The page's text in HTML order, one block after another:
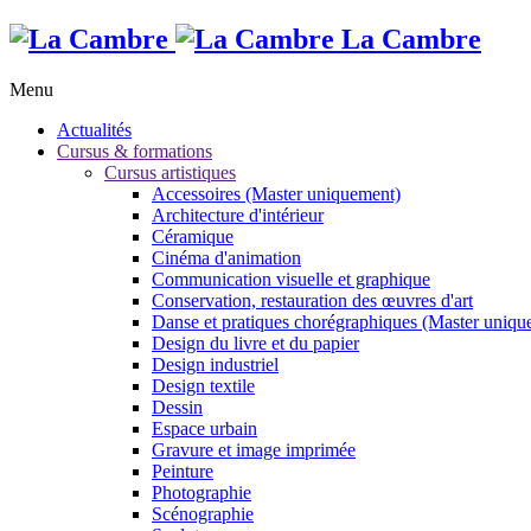
La Cambre
Menu
Actualités
Cursus & formations
Cursus artistiques
Accessoires (Master uniquement)
Architecture d'intérieur
Céramique
Cinéma d'animation
Communication visuelle et graphique
Conservation, restauration des œuvres d'art
Danse et pratiques chorégraphiques (Master
Design du livre et du papier
Design industriel
Design textile
Dessin
Espace urbain
Gravure et image imprimée
Peinture
Photographie
Scénographie